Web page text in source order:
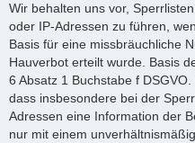
Wir behalten uns vor,
oder IP-Adressen zu führen,
Basis für eine missbräuchliche
Hauverbot erteilt wurde. Basis
6 Absatz 1 Buchstabe f
dass insbesondere bei der
Adressen eine Information der
nur mit einem